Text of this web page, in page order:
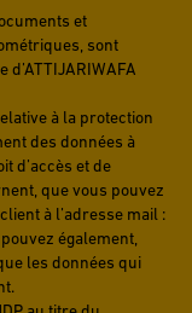
et
sont
à la protection
des données à
d’accès et de
que vous pouvez
à l’adresse mail :
également,
les données qui